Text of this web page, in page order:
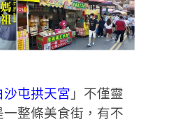
沙屯拱天宮 」不僅靈
整條美食街，有不